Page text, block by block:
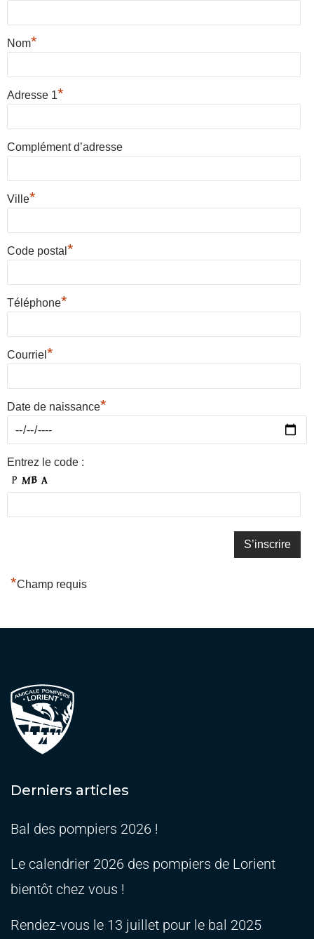
Nom*
Adresse 1*
Complément d’adresse
Ville*
Code postal *
Téléphone*
Courriel *
Date de naissance*
Entrez le code :
*Champ requis
Derniers articles
Bal des pompiers 2026 !
Le calendrier 2026 des pompiers de Lorient
bientôt chez vous !
Rendez-vous le 13 juillet pour le bal 2025